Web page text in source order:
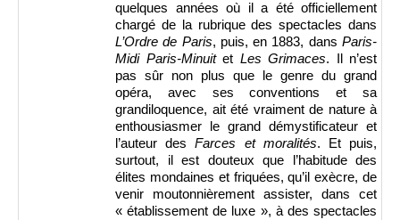
quelques années où il a été officiellement
chargé de la rubrique des spectacles dans
L’Ordre de Paris, puis, en 1883, dansParis-
Midi Paris-Minuitet Les Grimaces. Il n’est
pas sûr non plus que le genre du grand
opéra, avec ses conventions et sa
grandiloquence, ait été vraiment de nature à
enthousiasmer le grand démystificateur et
l’auteur desFarces et moralités. Et puis,
surtout, il est douteux que l’habitude des
élites mondaines et friquées, qu’il exècre, de
venir moutonnièrement assister, dans cet
« établissement de luxe », à des spectacles